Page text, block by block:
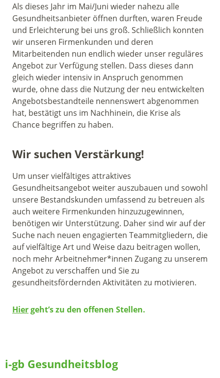
Als dieses Jahr im Mai/Juni wieder nahezu alle
Gesundheitsanbieter öffnen durften, waren Freude
und Erleichterung bei uns groß. Schließlich konnten
wir unseren Firmenkunden und deren
Mitarbeitenden nun endlich wieder unser reguläres
Angebot zur Verfügung stellen. Dass dieses dann
gleich wieder intensiv in Anspruch genommen
wurde, ohne dass die Nutzung der neu entwickelten
Angebotsbestandteile nennenswert abgenommen
hat, bestätigt uns im Nachhinein, die Krise als
Chance begriffen zu haben.
Wir suchen Verstärkung!
Um unser vielfältiges attraktives
Gesundheitsangebot weiter auszubauen und sowohl
unsere Bestandskunden umfassend zu betreuen als
auch weitere Firmenkunden hinzuzugewinnen,
benötigen wir Unterstützung. Daher sind wir auf der
Suche nach neuen engagierten Teammitgliedern, die
auf vielfältige Art und Weise dazu beitragen wollen,
noch mehr Arbeitnehmer*innen Zugang zu unserem
Angebot zu verschaffen und Sie zu
gesundheitsfördernden Aktivitäten zu motivieren.
Hiergeht’s zu den offenen Stellen.
i-gb Gesundheitsblog